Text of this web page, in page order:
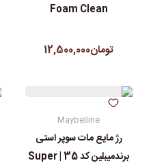
Foam Clean
تومان12,500,000
Maybelline
رژ مایع مات سوپر استی‌
برندمیبلین کد 35 | Super